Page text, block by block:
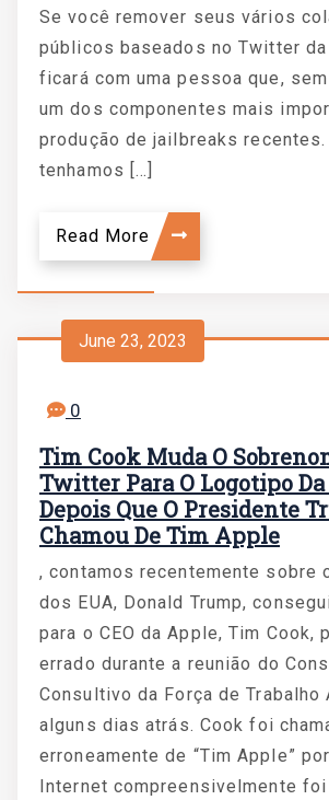
Se você remover seus vários
públicos baseados no Twitter da
ficará com uma pessoa que,
um dos componentes mais
produção de jailbreaks recentes.
tenhamos […]
Read More
June 23, 2023
0
Tim Cook Muda O
Twitter Para O Logotipo
Depois Que O Presidente
Chamou De Tim Apple
, contamos recentemente sobre
dos EUA, Donald Trump,
para o CEO da Apple, Tim Cook,
errado durante a reunião do
Consultivo da Força de Trabalho
alguns dias atrás. Cook foi
erroneamente de “Tim Apple”
Internet compreensivelmente foi